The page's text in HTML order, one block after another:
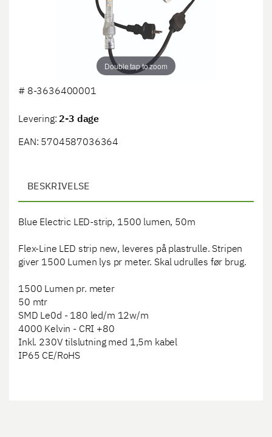
Double tap to zoom
# 8-3636400001
Levering: 2-3 dage
EAN: 5704587036364
BESKRIVELSE
Blue Electric LED-strip, 1500 lumen, 50m
Flex-Line LED strip new, leveres på plastrulle. Stripen
giver 1500 Lumen lys pr meter. Skal udrulles før brug.
1500 Lumen pr. meter
50 mtr
SMD Le0d - 180 led/m 12w/m
4000 Kelvin - CRI +80
Inkl. 230V tilslutning med 1,5m kabel
IP65 CE/RoHS